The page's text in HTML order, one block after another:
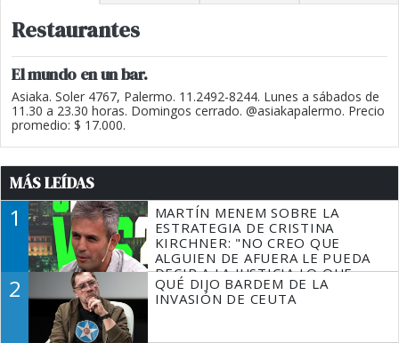
Restaurantes
El mundo en un bar.
Asiaka. Soler 4767, Palermo. 11.2492-8244. Lunes a sábados de
11.30 a 23.30 horas. Domingos cerrado. @asiakapalermo. Precio
promedio: $ 17.000.
MÁS LEÍDAS
1
MARTÍN MENEM SOBRE LA
ESTRATEGIA DE CRISTINA
KIRCHNER: "NO CREO QUE
ALGUIEN DE AFUERA LE PUEDA
DECIR A LA JUSTICIA LO QUE
TIENE QUE HACER"
2
QUÉ DIJO BARDEM DE LA
INVASIÓN DE CEUTA